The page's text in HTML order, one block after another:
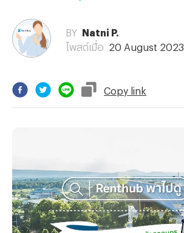
BY
Natni P.
โพสต์เมื่อ
20 August 2023
Copy link